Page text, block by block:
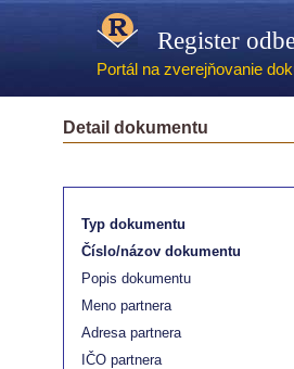
Register
Portál na zverejňovanie
Detail dokumentu
Typ dokumentu
Číslo/názov dokumentu
Popis dokumentu
Meno partnera
Adresa partnera
IČO partnera